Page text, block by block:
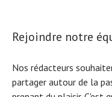
Rejoindre notre
Nos rédacteurs
partager autour de la